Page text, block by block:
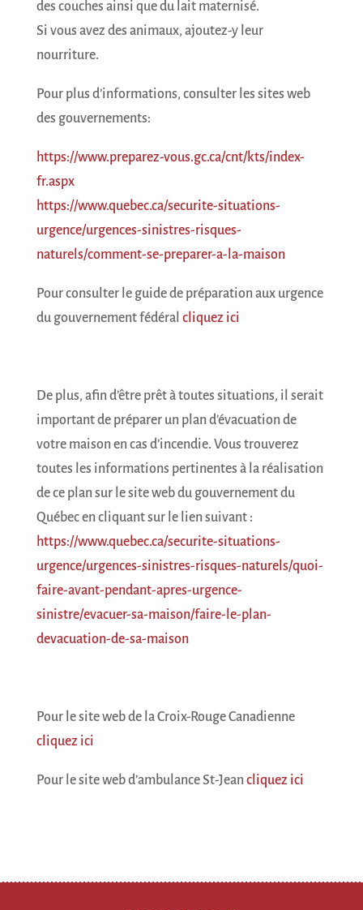
des couches ainsi que du lait maternisé.
Si vous avez des animaux, ajoutez-y leur
nourriture.
Pour plus d’informations, consulter les sites web
des gouvernements:
https://www.preparez-vous.gc.ca/cnt/kts/index-
fr.aspx
https://www.quebec.ca/securite-situations-
urgence/urgences-sinistres-risques-
naturels/comment-se-preparer-a-la-maison
Pour consulter le guide de préparation aux urgence
du gouvernement fédéral cliquez ici
De plus, afin d’être prêt à toutes situations, il serait
important de préparer un plan d’évacuation de
votre maison en cas d’incendie. Vous trouverez
toutes les informations pertinentes à la réalisation
de ce plan sur le site web du gouvernement du
Québec en cliquant sur le lien suivant :
https://www.quebec.ca/securite-situations-
urgence/urgences-sinistres-risques-naturels/quoi-
faire-avant-pendant-apres-urgence-
sinistre/evacuer-sa-maison/faire-le-plan-
devacuation-de-sa-maison
Pour le site web de la Croix-Rouge Canadienne
cliquez ici
Pour le site web d’ambulance St-Jeancliquez ici